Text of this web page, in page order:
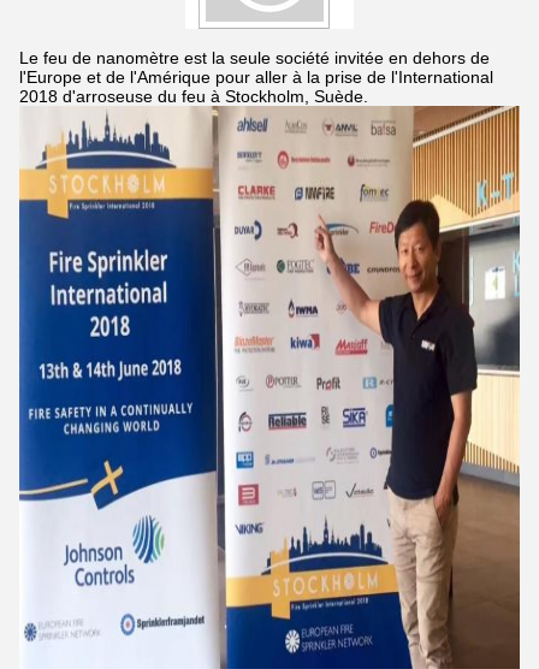
Le feu de nanomètre est la seule société invitée en dehors de
l'Europe et de l'Amérique pour aller à la prise de l'International
2018 d'arroseuse du feu à Stockholm, Suède.